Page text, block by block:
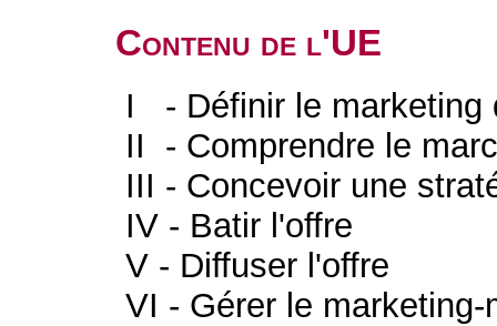
Contenu de l'UE
I - Définir le marketing
II - Comprendre le
III - Concevoir une
IV - Batir l'offre
V - Diffuser l'offre
VI - Gérer le marketing-